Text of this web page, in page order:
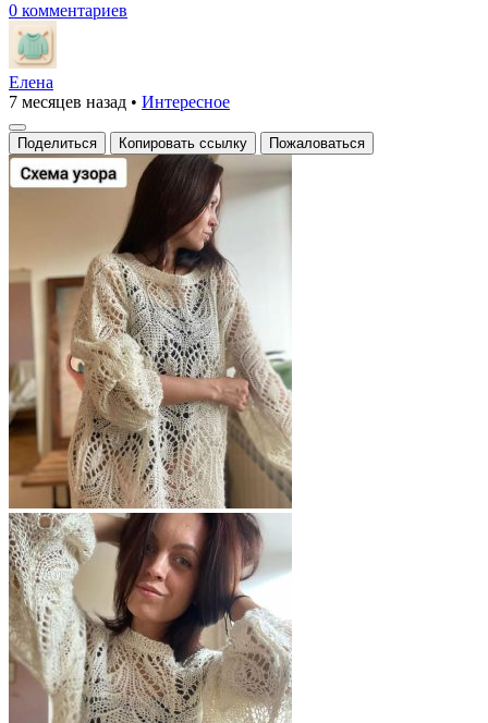
0 комментариев
Елена
7 месяцев назад • Интересное
Поделиться Копировать ссылку Пожаловаться